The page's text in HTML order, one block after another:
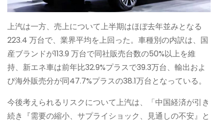
上汽は一方、売上について上半期はほぼ去年並みとなる
223.4 万台で、業界平均を上回った。車種別の内訳は、国
産ブランドが113.9 万台で同社販売台数の50%以上を維
持、新エネ車は前年比32.9%プラスで39.3万台、輸出およ
び海外販売分が同47.7%プラスの38.1万台となっている。
今後考えられるリスクについて上汽は、「中国経済が引き
続き『需要の縮小、サプライショック、見通しの不安』と